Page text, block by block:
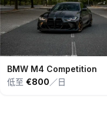
BMW M4 Competition
低至 €800 ／日